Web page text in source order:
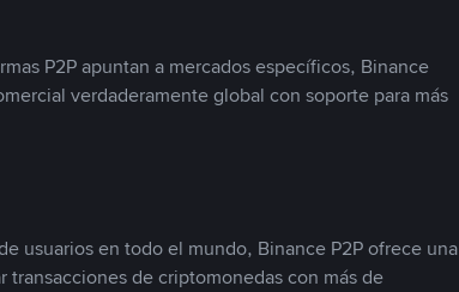
P2P apuntan a mercados específicos, Binance
verdaderamente global con soporte para más
usuarios en todo el mundo, Binance P2P ofrece una
transacciones de criptomonedas con más de